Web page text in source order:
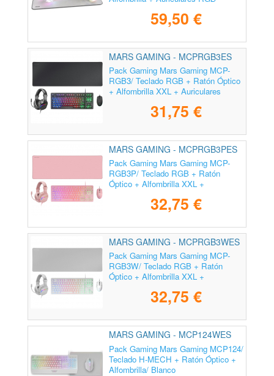
59,50 €
MARS GAMING - MCPRGB3ES
Pack Gaming Mars Gaming MCP-
RGB3/ Teclado RGB + Ratón Óptico
+ Alfombrilla XXL + Auriculares
31,75 €
MARS GAMING - MCPRGB3PES
Pack Gaming Mars Gaming MCP-
RGB3P/ Teclado RGB + Ratón
Óptico + Alfombrilla XXL +
32,75 €
MARS GAMING - MCPRGB3WES
Pack Gaming Mars Gaming MCP-
RGB3W/ Teclado RGB + Ratón
Óptico + Alfombrilla XXL +
32,75 €
MARS GAMING - MCP124WES
Pack Gaming Mars Gaming MCP124/
Teclado H-MECH + Ratón Óptico +
Alfombrilla/ Blanco